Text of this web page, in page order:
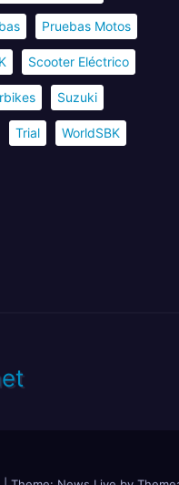
Pruebas Motos
Scooter Eléctrico
Suzuki
Trial WorldSBK